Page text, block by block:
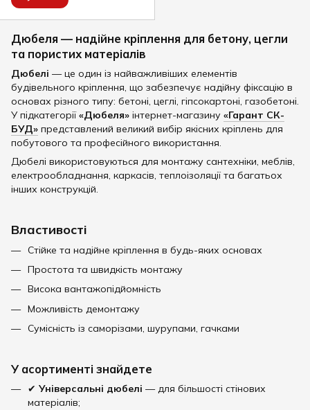
Дюбеля — надійне кріплення для бетону, цегли
та пористих матеріалів
Дюбелі — це один із найважливіших елементів
будівельного кріплення, що забезпечує надійну фіксацію в
основах різного типу: бетоні, цеглі, гіпсокартоні, газобетоні.
У підкатегорії«Дюбеля» інтернет-магазину «Гарант СК-
БУД» представлений великий вибір якісних кріплень для
побутового та професійного використання.
Дюбелі використовуються для монтажу сантехніки, меблів,
електрообладнання, каркасів, теплоізоляції та багатьох
інших конструкцій.
Властивості
Стійке та надійне кріплення в будь-яких основах
Простота та швидкість монтажу
Висока вантажопідйомність
Можливість демонтажу
Сумісність із саморізами, шурупами, гачками
У асортименті знайдете
✔ Універсальні дюбелі — для більшості стінових
матеріалів;